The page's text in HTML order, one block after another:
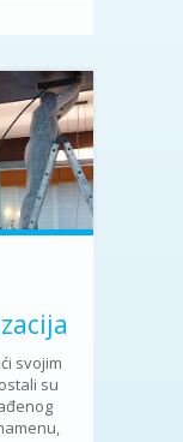
svojim
su